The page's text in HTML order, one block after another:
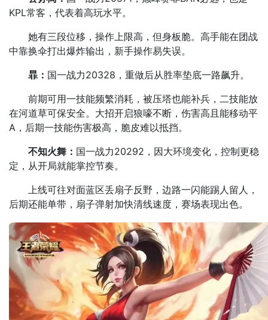
KPL常客，代表着高玩水平。
她有三段位移，操作上限高，但身板脆。高手能在团战
中靠换伞打出爆炸输出，新手操作易失误。
暃： 国一战力20328，重做后从胜率垫底一路飙升。
前期可用一技能频繁消耗，被压塔也能补兵，二技能放
在河道草可保安全。大招开启狼嚎不断，伤害高且能移动平
A，后期一技能伤害极高，脆皮难以抵挡。
不知火舞： 国一战力20292，因大环境变化，控制更稳
定，从开局就能掌控节奏。
上线可往对面蓝区丢扇子反野，边路一闪能踢人留人，
后期还能单带，扇子弹射加快清线速度，赛场表现出色。